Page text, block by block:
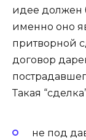
идее должен
именно оно
притворной
договор
Такая
не под